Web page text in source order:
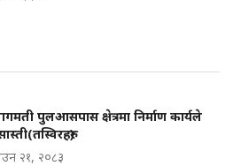
पुलआसपास क्षेत्रमा निर्माण कार्यले
२१, २०८३